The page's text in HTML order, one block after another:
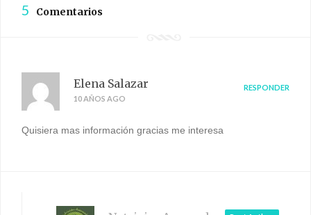
5 Comentarios
Elena Salazar
10 AÑOS AGO
RESPONDER
Quisiera mas información gracias me interesa